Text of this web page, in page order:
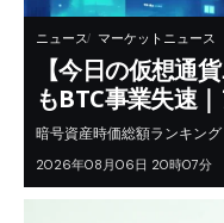
ニュース マーケットニュース
【今日の仮想通
もBTC事業失速
暗号資産時価総額ランキン
2026年08月06日 20時07分